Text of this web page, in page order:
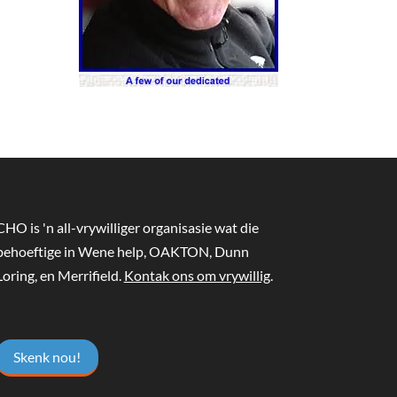
is 'n all-vrywilliger organisasie wat die
in Wene help, OAKTON, Dunn
en Merrifield. Kontak ons ​​om vrywillig.
Skenk nou!